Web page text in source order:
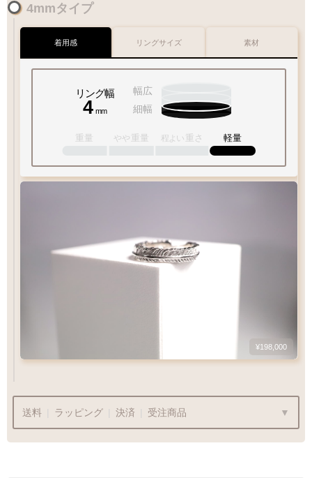
1 -18 号
内外両面彫刻 内面フラット
彫り重視の方 フィット感◎
Pt900
4mmタイプ
着用感
リング幅
4 mm
幅広
細幅
重量 やや 重量 程よい 重さ 軽量
¥198,000
リングサイズ
1-18 号
素材
Pt900
落ち着きのある白金色
美しい光沢を放ちます
送料 ラッピング 決済 受注商品